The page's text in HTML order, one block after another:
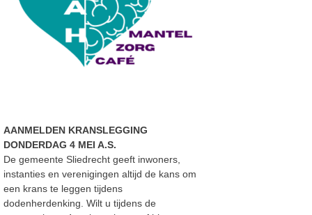
AANMELDEN KRANSLEGGING
DONDERDAG 4 MEI A.S.
De gemeente Sliedrecht geeft inwoners,
instanties en verenigingen altijd de kans om
een krans te leggen tijdens
dodenherdenking. Wilt u tijdens de